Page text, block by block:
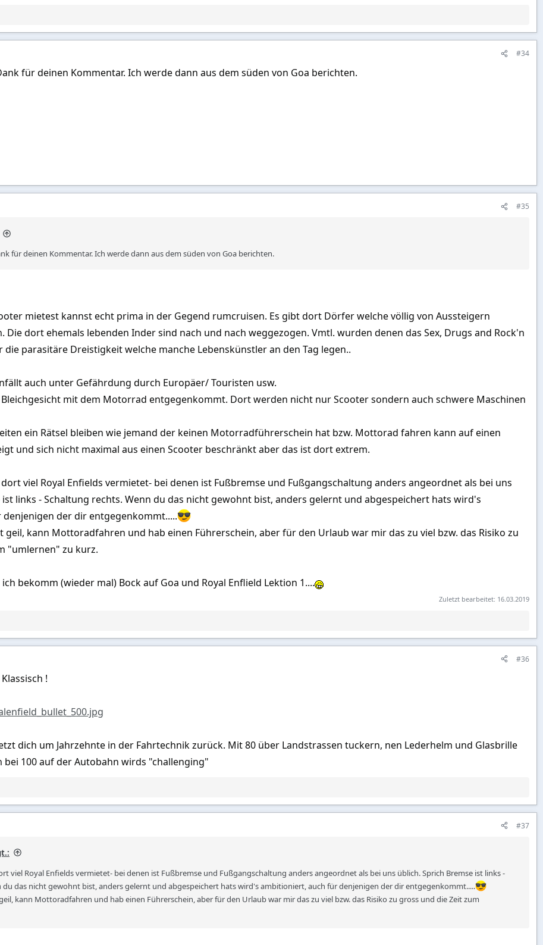
#34
für deinen Kommentar. Ich werde dann aus dem süden von Goa berichten.
#35
für deinen Kommentar. Ich werde dann aus dem süden von Goa berichten.
mietest kannst echt prima in der Gegend rumcruisen. Es gibt dort Dörfer welche völlig von Aussteigern
dort ehemals lebenden Inder sind nach und nach weggezogen. Vmtl. wurden denen das Sex, Drugs and Rock'n
parasitäre Dreistigkeit welche manche Lebenskünstler an den Tag legen..
auch unter Gefährdung durch Europäer/ Touristen usw.
mit dem Motorrad entgegenkommt. Dort werden nicht nur Scooter sondern auch schwere Maschinen
ein Rätsel bleiben wie jemand der keinen Motorradführerschein hat bzw. Mottorad fahren kann auf einen
und sich nicht maximal aus einen Scooter beschränkt aber das ist dort extrem.
viel Royal Enfields vermietet- bei denen ist Fußbremse und Fußgangschaltung anders angeordnet als bei uns
ist links - Schaltung rechts. Wenn du das nicht gewohnt bist, anders gelernt und abgespeichert hats wird's
der dir entgegenkommt.....
geil, kann Mottoradfahren und hab einen Führerschein, aber für den Urlaub war mir das zu viel bzw. das Risiko zu
"umlernen" zu kurz.
bekomm (wieder mal) Bock auf Goa und Royal Enflield Lektion 1....
Zuletzt bearbeitet: 16.03.2019
#36
!
dich um Jahrzehnte in der Fahrtechnik zurück. Mit 80 über Landstrassen tuckern, nen Lederhelm und Glasbrille
bei 100 auf der Autobahn wirds "challenging"
#37
viel Royal Enfields vermietet- bei denen ist Fußbremse und Fußgangschaltung anders angeordnet als bei uns üblich. Sprich Bremse ist links -
du das nicht gewohnt bist, anders gelernt und abgespeichert hats wird's ambitioniert, auch für denjenigen der dir entgegenkommt.....
kann Mottoradfahren und hab einen Führerschein, aber für den Urlaub war mir das zu viel bzw. das Risiko zu gross und die Zeit zum